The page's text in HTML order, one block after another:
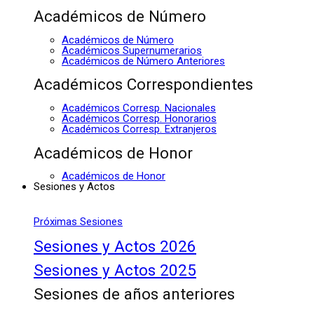
Académicos de Número
Académicos de Número
Académicos Supernumerarios
Académicos de Número Anteriores
Académicos Correspondientes
Académicos Corresp. Nacionales
Académicos Corresp. Honorarios
Académicos Corresp. Extranjeros
Académicos de Honor
Académicos de Honor
Sesiones y Actos
Próximas Sesiones
Sesiones y Actos 2026
Sesiones y Actos 2025
Sesiones de años anteriores